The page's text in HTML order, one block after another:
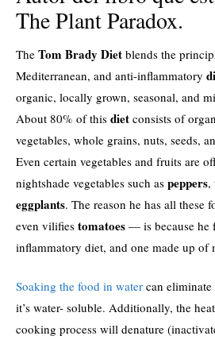
The Plant Paradox.
The Tom Brady Diet blends the
Mediterranean, and anti-inflammatory
organic, locally grown, seasonal, and
About 80% of this diet consists of
vegetables, whole grains, nuts, seeds,
Even certain vegetables and fruits are
nightshade vegetables such as peppers,
eggplants. The reason he has all
even vilifies tomatoes — is because he
inflammatory diet, and one made up of
Soaking the food in water can
it’s water- soluble. Additionally, the
cooking process will denature